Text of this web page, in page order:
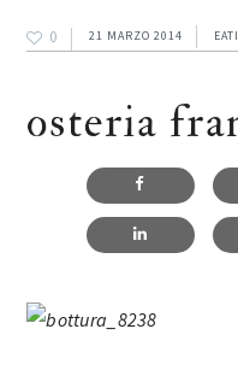
0 21 MARZO 2014
osteria